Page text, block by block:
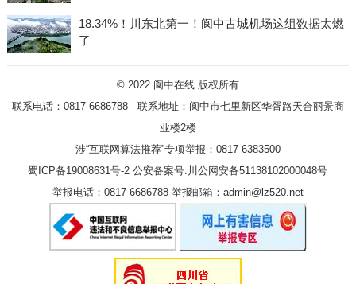
18.34%！川东北第一！阆中古城机场这组数据太燃
了
© 2022 阆中在线版权所有
联系电话：0817-6686788 - 联系地址：阆中市七里新区华胥路天合丽景商
业楼2楼
涉“互联网算法推荐”专项举报：0817-6383500
蜀ICP备19008631号-2 公安备案号:川公网安备51138102000048号
举报电话：0817-6686788 举报邮箱：admin@lz520.net